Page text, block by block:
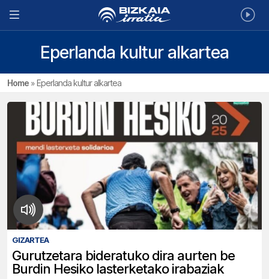
Eperlanda kultur alkartea
Home »Eperlanda kultur alkartea
GIZARTEA
Gurutzetara bideratuko dira aurten be
Burdin Hesiko lasterketako irabaziak